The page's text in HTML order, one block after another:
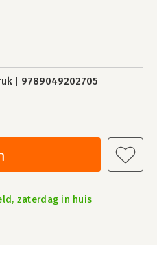
9789049202705
zaterdag in huis